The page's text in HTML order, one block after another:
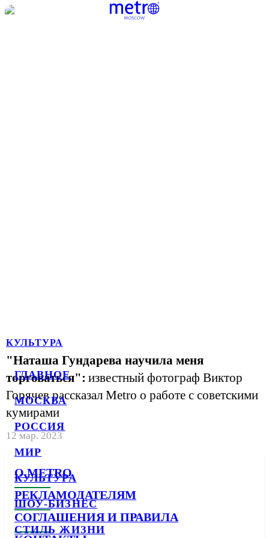
ГЛАВНОЕ
МОСКВА
РОССИЯ
МИР
КУЛЬТУРА
ШОУ-БИЗНЕС
СТИЛЬ ЖИЗНИ
КУЛЬТУРА
"Наташа Гундарева научила меня
торговаться": известный фотограф Виктор
Горячев рассказал Metro о работе с советскими
кумирами
12 мар. 2023
О METRO
РЕКЛАМОДАТЕЛЯМ
СОГЛАШЕНИЯ И ПРАВИЛА